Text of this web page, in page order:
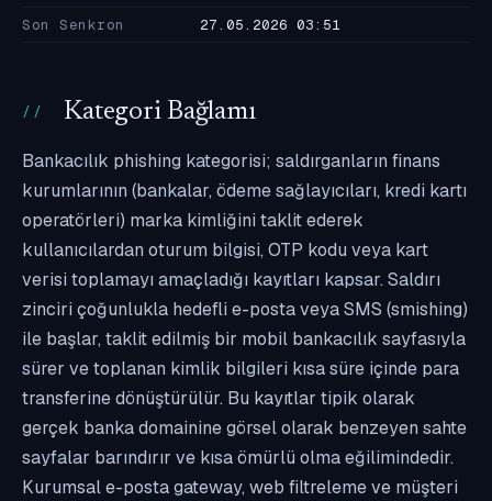
Son Senkron 27.05.2026 03:51
Kategori Bağlamı
Bankacılık phishing kategorisi; saldırganların finans
kurumlarının (bankalar, ödeme sağlayıcıları, kredi kartı
operatörleri) marka kimliğini taklit ederek
kullanıcılardan oturum bilgisi, OTP kodu veya kart
verisi toplamayı amaçladığı kayıtları kapsar. Saldırı
zinciri çoğunlukla hedefli e-posta veya SMS (smishing)
ile başlar, taklit edilmiş bir mobil bankacılık sayfasıyla
sürer ve toplanan kimlik bilgileri kısa süre içinde para
transferine dönüştürülür. Bu kayıtlar tipik olarak
gerçek banka domainine görsel olarak benzeyen sahte
sayfalar barındırır ve kısa ömürlü olma eğilimindedir.
Kurumsal e-posta gateway, web filtreleme ve müşteri